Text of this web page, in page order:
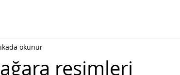
resimleri
okunur